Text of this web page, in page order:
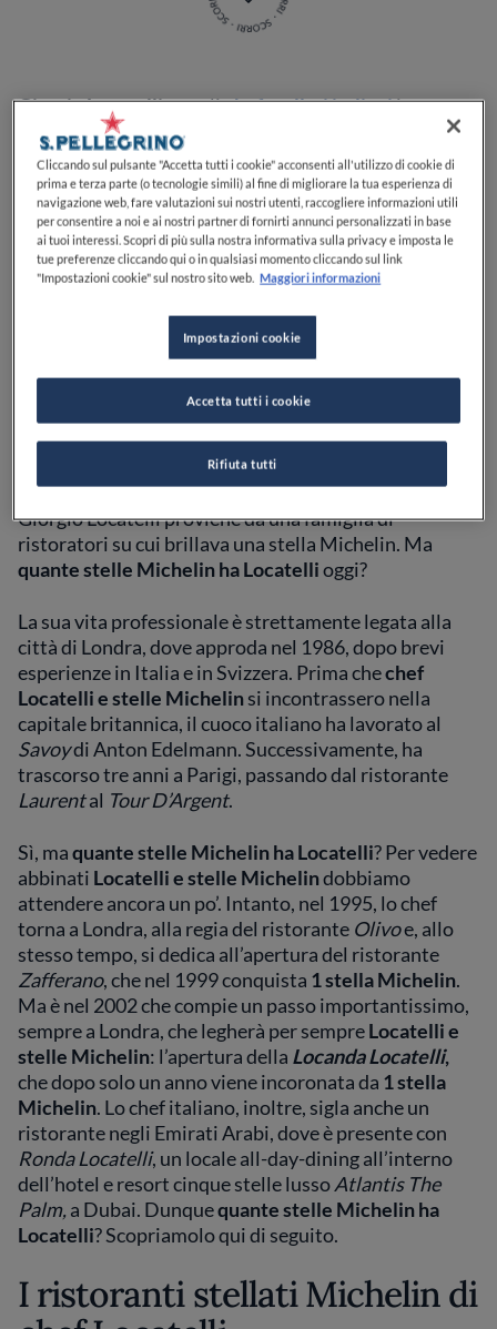
Giorgio Locatelli, tra glichef stellati italianiin
attività all’estero, è uno dei più famosi. La sua
popolarità, negli ultimi anni, è cresciuta anche in
patria, per la sua partecipazione come giudice a
MasterChef Italia. Maquante stelle Michelin ha
Locatelli? Dopo aver fatto chiarezza suquante stelle
ha chef Cannavacciuoloe suquante stelle ha chef
Barbieri, eccoci pronti ad affrontare il tema
.
Giorgio Locatelli: quante
Originario di Vergiate di Corgeno, sul Lago Maggiore,
Giorgio Locatelli proviene da una famiglia di
ristoratori su cui brillava una stella Michelin. Ma
quante stelle Michelin ha Locatellioggi?
La sua vita professionale è strettamente legata alla
città di Londra, dove approda nel 1986, dopo brevi
esperienze in Italia e in Svizzera. Prima chechef
Locatelli e stelle Michelinsi incontrassero nella
capitale britannica, il cuoco italiano ha lavorato al
Savoydi Anton Edelmann. Successivamente, ha
trascorso tre anni a Parigi, passando dal ristorante
Laurental Tour D’Argent.
Sì, maquante stelle Michelin ha Locatelli? Per vedere
abbinati Locatelli e stelle Michelindobbiamo
attendere ancora un po’. Intanto, nel 1995, lo chef
torna a Londra, alla regia del ristorante Olivoe, allo
stesso tempo, si dedica all’apertura del ristorante
Zafferano, che nel 1999 conquista 1 stella Michelin.
Ma è nel 2002 che compie un passo importantissimo,
sempre a Londra, che legherà per sempreLocatelli e
stelle Michelin: l’apertura della Locanda Locatelli,
che dopo solo un anno viene incoronata da 1 stella
Michelin. Lo chef italiano, inoltre, sigla anche un
ristorante negli Emirati Arabi, dove è presente con
Ronda Locatelli, un locale all-day-dining all’interno
dell’hotel e resort cinque stelle lussoAtlantis The
Palm,a Dubai. Dunquequante stelle Michelin ha
Locatelli? Scopriamolo qui di seguito.
I ristoranti stellati Michelin di
Cliccando sul pulsante "Accetta tutti i cookie" acconsenti all'utilizzo di cookie di
prima e terza parte (o tecnologie simili) al fine di migliorare la tua esperienza di
navigazione web, fare valutazioni sui nostri utenti, raccogliere informazioni utili
per consentire a noi e ai nostri partner di fornirti annunci personalizzati in base
ai tuoi interessi. Scopri di più sulla nostra informativa sulla privacy e imposta le
tue preferenze cliccando qui o in qualsiasi momento cliccando sul link
"Impostazioni cookie" sul nostro sito web. Maggiori informazioni
Impostazioni cookie
Rifiuta tutti
Accetta tutti i cookie